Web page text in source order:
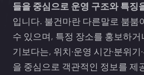
들을 중심으로 운영 구조와 특징
입니다. 불건마란 다른말로 붐붐
수 있으며, 특정 장소를 홍보하
기보다는, 위치·운영 시간·분위기
을 중심으로 객관적인 정보를 제